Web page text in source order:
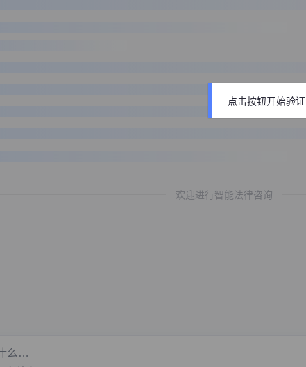
欢迎进行智能法律咨询
点击按钮开始验证